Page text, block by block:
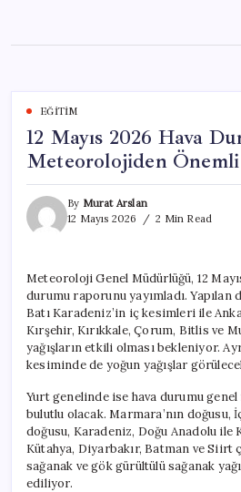
content
EĞITIM
12 Mayıs 2026 Hava
Meteorolojiden Önemli
By Murat Arslan
12 Mayıs 2026
2 Min Read
Meteoroloji Genel Müdürlüğü, 12
durumu raporunu yayımladı.
Batı Karadeniz’in iç kesimleri ile
Kırşehir, Kırıkkale, Çorum, Bitlis ve
yağışların etkili olması bekleniyor.
kesiminde de yoğun yağışlar
Yurt genelinde ise hava durumu
bulutlu olacak. Marmara’nın doğusu,
doğusu, Karadeniz, Doğu Anadolu ile
Kütahya, Diyarbakır, Batman ve Siirt
sağanak ve gök gürültülü sağanak
ediliyor.